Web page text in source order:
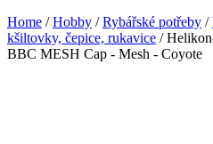
Home /Hobby /Rybářské potřeby /
kšiltovky, čepice, rukavice /
BBC MESH Cap - Mesh - Coyote